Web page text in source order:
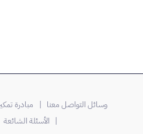
وسائل التواصل معنا | مبادرة
| الأسئلة الشائعة